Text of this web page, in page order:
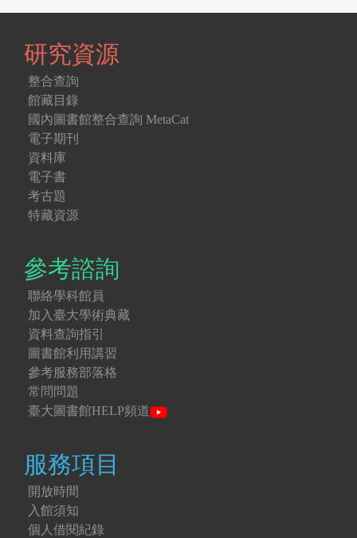
研究資源
整合查詢
館藏目錄
國內圖書館整合查詢 MetaCat
電子期刊
資料庫
電子書
考古題
特藏資源
參考諮詢
聯絡學科館員
加入臺大學術典藏
資料查詢指引
圖書館利用講習
參考服務部落格
常問問題
臺大圖書館HELP頻道
服務項目
開放時間
入館須知
個人借閱紀錄